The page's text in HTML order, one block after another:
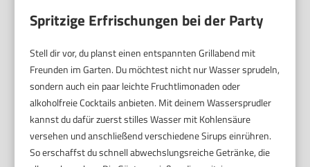
Spritzige Erfrischungen bei der Party
Stell dir vor, du planst einen entspannten Grillabend mit
Freunden im Garten. Du möchtest nicht nur Wasser sprudeln,
sondern auch ein paar leichte Fruchtlimonaden oder
alkoholfreie Cocktails anbieten. Mit deinem Wassersprudler
kannst du dafür zuerst stilles Wasser mit Kohlensäure
versehen und anschließend verschiedene Sirups einrühren.
So erschaffst du schnell abwechslungsreiche Getränke, die